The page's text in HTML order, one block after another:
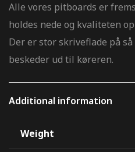
Alle vores pitboards er
holdes nede og kvaliteten
Der er stor skriveflade på
beskeder ud til køreren.
Additional information
Weight